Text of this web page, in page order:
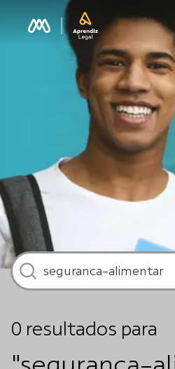
0 resultados para